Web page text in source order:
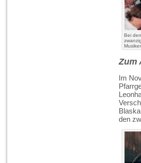
Bei
Zum
Im
den